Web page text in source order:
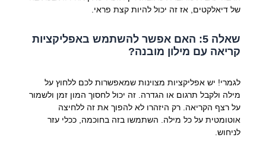
של דיאלקטים, אז זה יכול להיות קצת פראי.
שאלה 5: האם אפשר להשתמש באפליקציות
קריאה עם מילון מובנה?
לגמרי! יש אפליקציות מצוינות שמאפשרות לכם ללחוץ על
מילה ולקבל תרגום או הגדרה. זה יכול לחסוך המון זמן ולשמור
על רצף הקריאה. רק היזהרו לא להפוך את זה ללחיצה
אוטומטית על כל מילה. השתמשו בזה בחוכמה, ככלי עזר
לניחוש.